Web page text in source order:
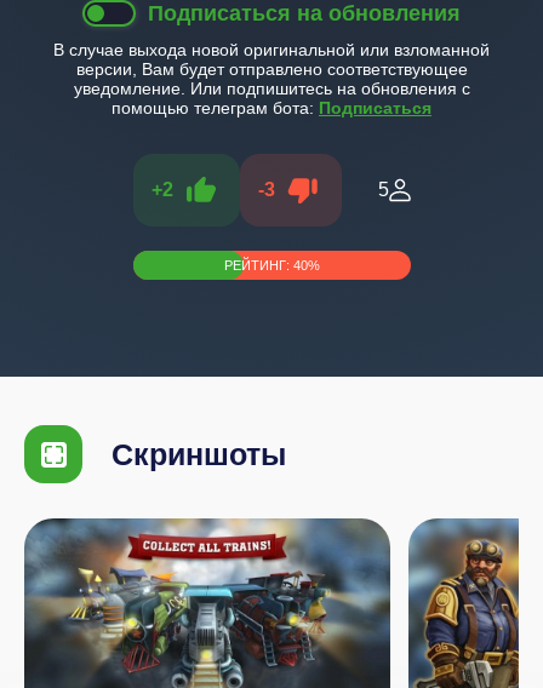
Подписаться на обновления
В случае выхода новой оригинальной или взломанной
версии, Вам будет отправлено соответствующее
уведомление. Или подпишитесь на обновления с
помощью телеграм бота: Подписаться
+2 -3 5
РЕЙТИНГ: 40%
Скриншоты